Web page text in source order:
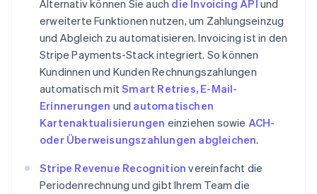
Alternativ können Sie auch die Invoicing API und
erweiterte Funktionen nutzen, um Zahlungseinzug
und Abgleich zu automatisieren. Invoicing ist in den
Stripe Payments-Stack integriert. So können
Kundinnen und Kunden Rechnungszahlungen
automatisch mitSmart Retries, E-Mail-
Erinnerungen und automatischen
Kartenaktualisierungen einziehen sowie ACH-
oder Überweisungszahlungen abgleichen.
Stripe Revenue Recognition vereinfacht die
Periodenrechnung und gibt Ihrem Team die
Bulgarien
English
Dänemark
English
Deutschland
Estland
English
Festlandchina
简体中文English
English Svenska
Frankreich